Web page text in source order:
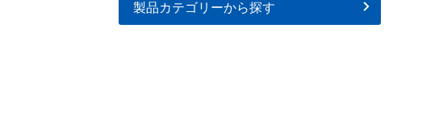
製品カテゴリーから探す